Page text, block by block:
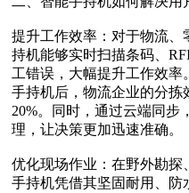
提升工作效率‌：对于物流
持机能够实时扫描条码、
工错误，大幅提升工作效
手持机后，物流企业的分拣
20%。同时，通过云端同步
理，让决策更加迅速准确。
优化现场作业‌：在野外勘
手持机凭借其坚固耐用、防